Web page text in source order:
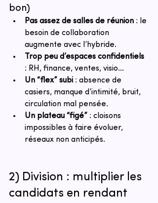
bon)
Pas assez de salles de réunion : le
besoin de collaboration
augmente avec l’hybride.
Trop peu d’espaces confidentiels
: RH, finance, ventes, visio…
Un “flex” subi : absence de
casiers, manque d’intimité, bruit,
circulation mal pensée.
Un plateau “figé” : cloisons
impossibles à faire évoluer,
réseaux non anticipés.
2) Division : multiplier les
candidats en rendant